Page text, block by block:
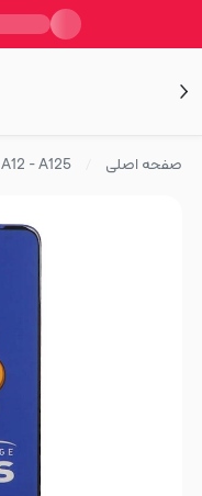
صفحه اصلی A12 - A125